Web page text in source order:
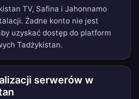
TV, Safina i Jahonnamo
Żadne konto nie jest
uzyskać dostęp do platform
Tadżykistan.
serwerów w